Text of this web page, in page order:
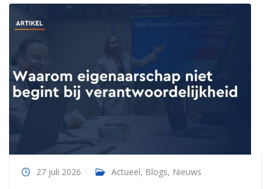
27 juli 2026 Actueel, Blogs, Nieuws